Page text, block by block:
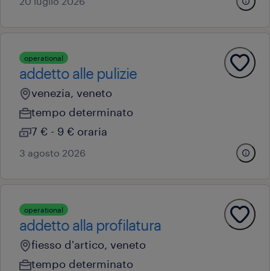
operational
addetto alle pulizie
venezia, veneto
tempo determinato
7 € - 9 € oraria
3 agosto 2026
operational
addetto alla profilatura
fiesso d'artico, veneto
tempo determinato